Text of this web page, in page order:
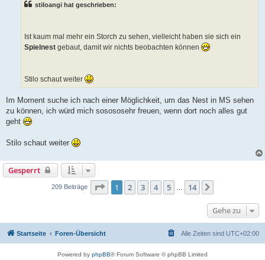
stiloangi hat geschrieben:
Ist kaum mal mehr ein Storch zu sehen, vielleicht haben sie sich ein
Spielnest gebaut, damit wir nichts beobachten können
Stilo schaut weiter
Im Moment suche ich nach einer Möglichkeit, um das Nest in MS sehen
zu können, ich würd mich sosososehr freuen, wenn dort noch alles gut
geht
Stilo schaut weiter
Gesperrt
209 Beiträge Seite 1von 14
1 2 3 4 5 14
Gehe zu
Startseite Foren-Übersicht Alle Zeiten sind UTC+02:00
Powered by phpBB® Forum Software © phpBB Limited